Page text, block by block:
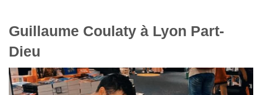
Guillaume Coulaty à Lyon Part-
Dieu